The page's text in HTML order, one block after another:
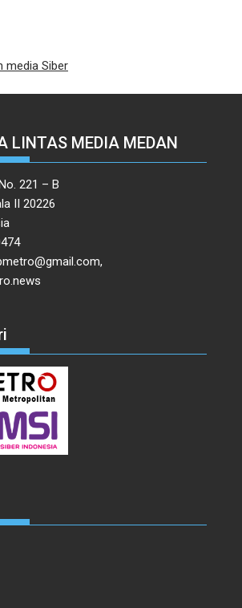
media Siber
LINTAS MEDIA MEDAN
221 – B
II 20226